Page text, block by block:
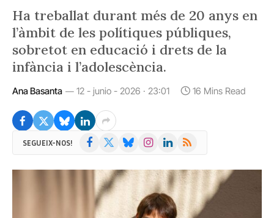
Ha treballat durant més de 20 anys en
l’àmbit de les polítiques públiques,
sobretot en educació i drets de la
infància i l’adolescència.
Ana Basanta 12 - junio - 2026 · 23:01 16 Mins Read
SEGUEIX-NOS! Facebook BlueskyInstagramLinkedIn
RSS